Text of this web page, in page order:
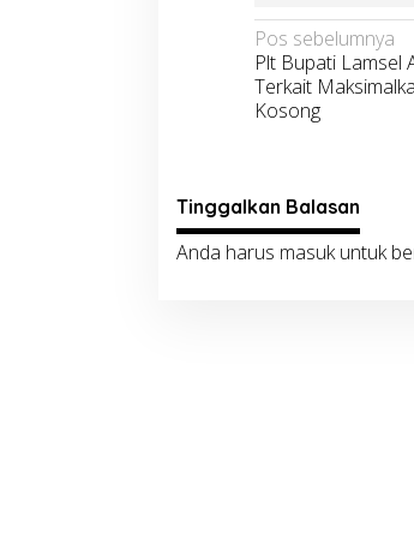
Navigasi
pos
Pos sebelumnya
Plt Bupati Lamsel
Terkait
Kosong
Tinggalkan Balasan
Anda harus masukuntuk